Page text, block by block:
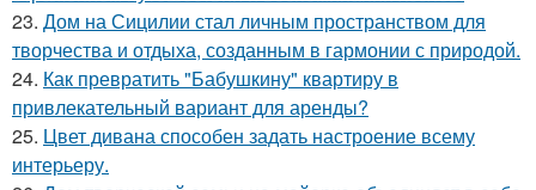
23. Дом на Сицилии стал личным пространством для
творчества и отдыха, созданным в гармонии с природой.
24. Как превратить "Бабушкину" квартиру в
привлекательный вариант для аренды?
25. Цвет дивана способен задать настроение всему
интерьеру.